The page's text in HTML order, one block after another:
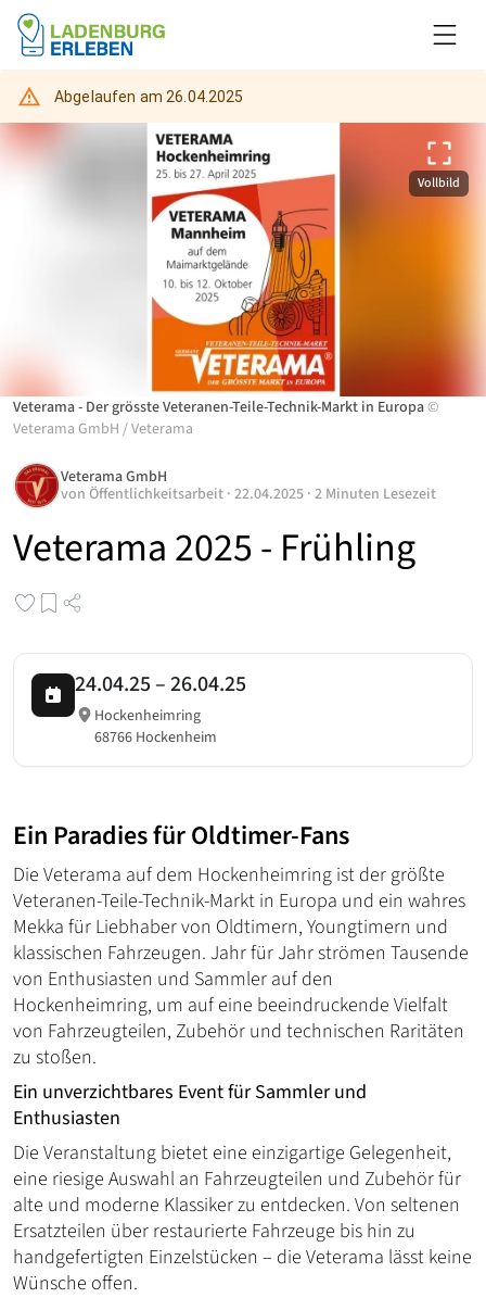
Abgelaufen am 26.04.2025
Vollbild
Veterama - Der grösste Veteranen-Teile-Technik-Markt in Europa©
Veterama GmbH /Veterama
Veterama 2025 - Frühling
Veterama GmbH
von Öffentlichkeitsarbeit · 22.04.2025 · 2 Minuten Lesezeit
24.04.25–26.04.25
Hockenheimring
68766 Hockenheim
Ein Paradies für Oldtimer-Fans
Die Veterama auf dem Hockenheimring ist der größte
Veteranen-Teile-Technik-Markt in Europa und ein wahres
Mekka für Liebhaber von Oldtimern, Youngtimern und
klassischen Fahrzeugen. Jahr für Jahr strömen Tausende
von Enthusiasten und Sammler auf den
Hockenheimring, um auf eine beeindruckende Vielfalt
von Fahrzeugteilen, Zubehör und technischen Raritäten
zu stoßen.
Ein unverzichtbares Event für Sammler und
Enthusiasten
Die Veranstaltung bietet eine einzigartige Gelegenheit,
eine riesige Auswahl an Fahrzeugteilen und Zubehör für
alte und moderne Klassiker zu entdecken. Von seltenen
Ersatzteilen über restaurierte Fahrzeuge bis hin zu
handgefertigten Einzelstücken – die Veterama lässt keine
Wünsche offen.